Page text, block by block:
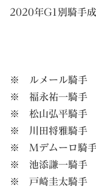
2020年G1別騎手
※ ルメール騎手
※ 福永祐一騎手
※ 松山弘平騎手
※ 川田将雅騎手
※ Mデムーロ騎
※ 池添謙一騎手
※ 戸崎圭太騎手